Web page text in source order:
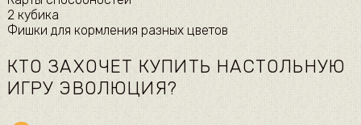
2 кубика
Фишки для кормления разных цветов
КТО ЗАХОЧЕТ КУПИТЬ НАСТОЛЬНУЮ
ИГРУ ЭВОЛЮЦИЯ?